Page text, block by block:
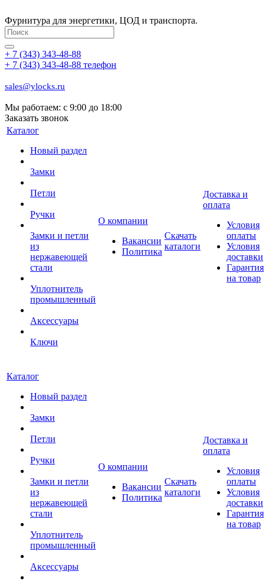
Фурнитура для энергетики, ЦОД и транспорта.
+ 7 (343) 343-48-88
+ 7 (343) 343-48-88 телефон
sales@ylocks.ru
Мы работаем: с 9:00 до 18:00
Заказать звонок
Каталог
Новый раздел
Замки
Петли
Ручки
Замки и петли
из
нержавеющей
стали
Уплотнитель
промышленный
Аксессуары
Ключи
О компании
Вакансии
Политика
Скачать
каталоги
Доставка и
оплата
Условия
оплаты
Условия
доставки
Гарантия
на товар
Каталог
Новый раздел
Замки
Петли
Ручки
Замки и петли
из
нержавеющей
стали
Уплотнитель
промышленный
Аксессуары
О компании
Вакансии
Политика
Скачать
каталоги
Доставка и
оплата
Условия
оплаты
Условия
доставки
Гарантия
на товар